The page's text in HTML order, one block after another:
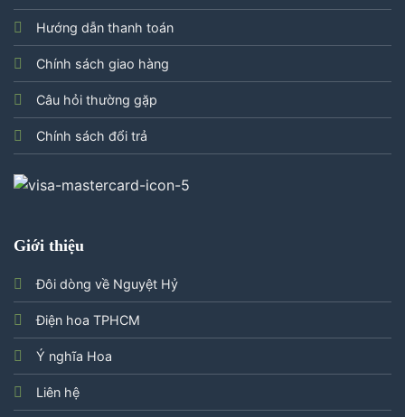
Hướng dẫn thanh toán
Chính sách giao hàng
Câu hỏi thường gặp
Chính sách đổi trả
Giới thiệu
Đôi dòng về Nguyệt Hỷ
Điện hoa TPHCM
Ý nghĩa Hoa
Liên hệ